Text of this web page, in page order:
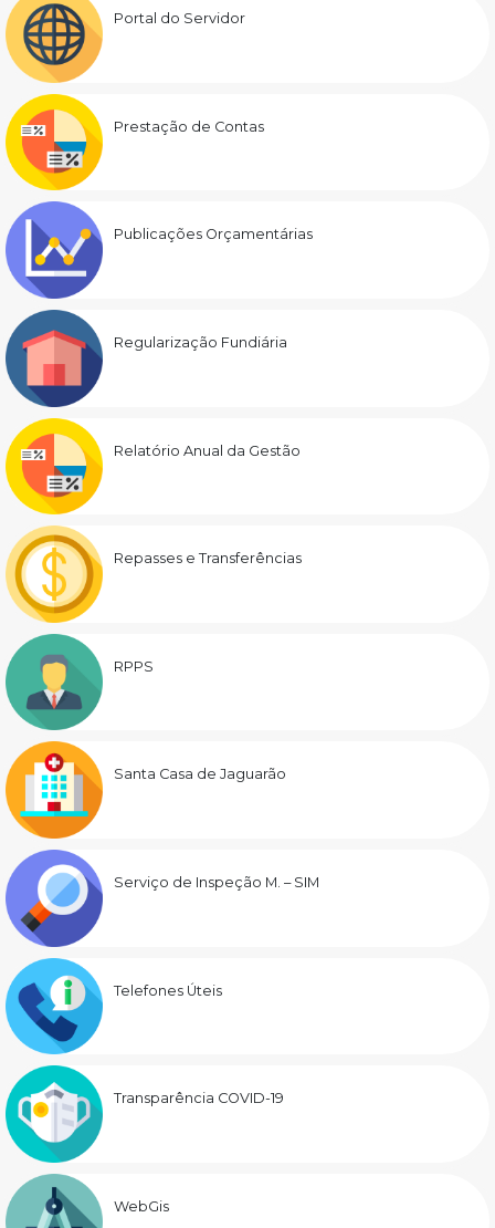
Portal do Servidor
Prestação de Contas
Publicações Orçamentárias
Regularização Fundiária
Relatório Anual da Gestão
Repasses e Transferências
RPPS
Santa Casa de Jaguarão
Serviço de Inspeção M. – SIM
Telefones Úteis
Transparência COVID-19
WebGis